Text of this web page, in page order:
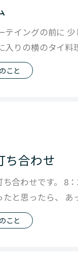
テイングの前に 少
入りの横のタイ料
「ちょっと話してい
こと
ち合わせ
合わせです。 8
と思ったら、 あ
そんな一日でした
こと